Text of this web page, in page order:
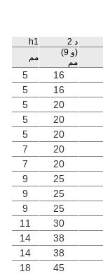
د 2
h1
(و 9)
مم
مم
16
5
16
5
20
5
20
5
20
5
20
20
25
25
25
30
11
38
14
38
14
45
18